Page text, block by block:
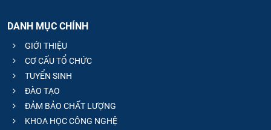
DANH MỤC CHÍNH
GIỚI THIỆU
CƠ CẤU TỔ CHỨC
TUYỂN SINH
ĐÀO TẠO
ĐẢM BẢO CHẤT LƯỢNG
KHOA HỌC CÔNG NGHỆ